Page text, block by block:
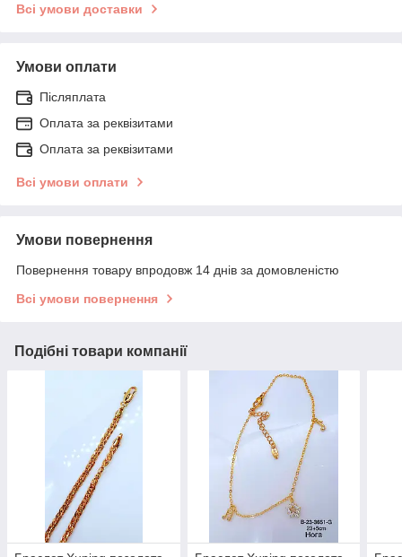
Всі умови доставки
Умови оплати
Післяплата
Оплата за реквізитами
Оплата за реквізитами
Всі умови оплати
Умови повернення
Повернення товару впродовж 14 днів за домовленістю
Всі умови повернення
Подібні товари компанії